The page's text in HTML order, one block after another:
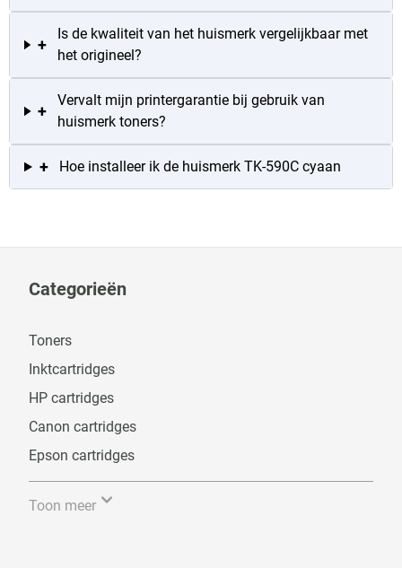
+
Is de kwaliteit van het huismerk vergelijkbaar met
het origineel?
+
Vervalt mijn printergarantie bij gebruik van
huismerk toners?
+ Hoe installeer ik de huismerk TK-590C cyaan
Categorieën
Toners
Inktcartridges
HP cartridges
Canon cartridges
Epson cartridges
Toon meer